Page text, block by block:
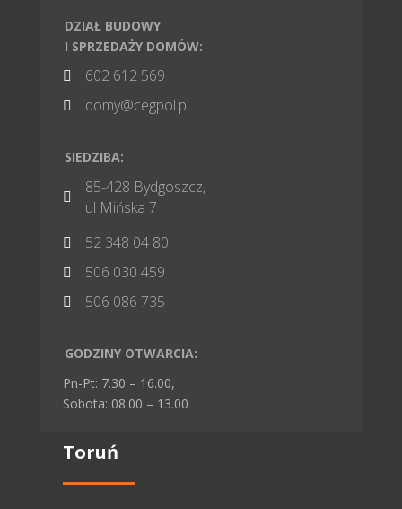
DZIAŁ BUDOWY
I SPRZEDAŻY DOMÓW:
 602 612 569
 domy@cegpol.pl
SIEDZIBA:

85-428 Bydgoszcz,
ul Mińska 7
 52 348 04 80
 506 030 459
 506 086 735
GODZINY OTWARCIA:
Pn-Pt: 7.30 – 16.00,
Sobota: 08.00 – 13.00
Toruń